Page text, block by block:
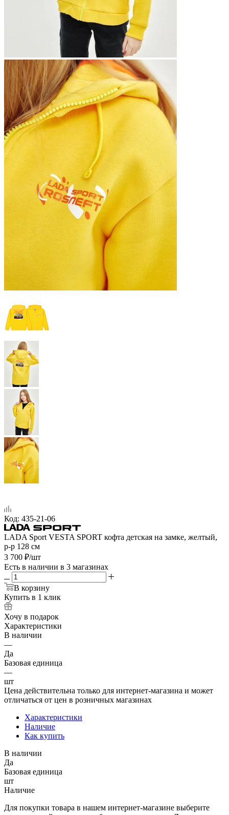
Код: 435-21-06
LADA Sport VESTA SPORT кофта детская на замке, желтый,
р-р 128 см
3 700 ₽/шт
Есть в наличии в 3 магазинах
В корзину
Купить в 1 клик
Хочу в подарок
Характеристики
В наличии
—
Да
Базовая единица
—
шт
Цена действительна только для интернет-магазина и может
отличаться от цен в розничных магазинах
Характеристики
Наличие
Как купить
В наличии
Да
Базовая единица
шт
Наличие
Для покупки товара в нашем интернет-магазине выберите